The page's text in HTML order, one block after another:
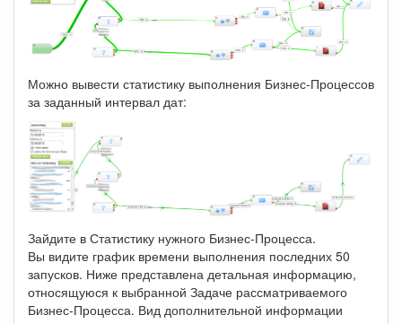
Можно вывести статистику выполнения Бизнес-Процессов
за заданный интервал дат:
Зайдите в Статистику нужного Бизнес-Процесса.
Вы видите график времени выполнения последних 50
запусков. Ниже представлена детальная информацию,
относящуюся к выбранной Задаче рассматриваемого
Бизнес-Процесса. Вид дополнительной информации